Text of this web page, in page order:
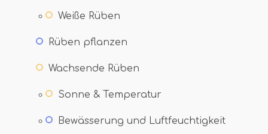
Weiße Rüben
Rüben pflanzen
Wachsende Rüben
Sonne & Temperatur
Bewässerung und Luftfeuchtigkeit